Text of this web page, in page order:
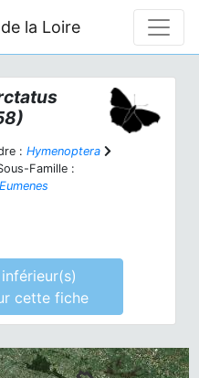
la Loire
: Hymenoptera
Famille :
Eumenes
agrégé(s) sur cette fiche